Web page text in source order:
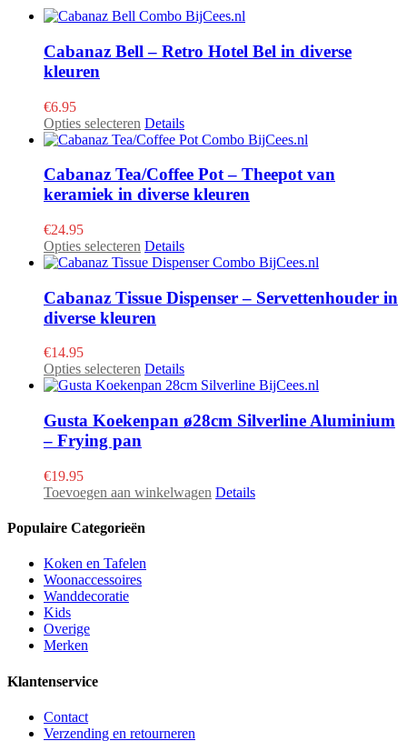
Cabanaz Bell – Retro Hotel Bel in diverse
kleuren
€6.95
Opties selecteren Dit
product
meerdere
variaties.
Deze
gekozen
worden
de
productpagina
Details
Cabanaz Tea/Coffee Pot – Theepot van
keramiek in diverse kleuren
€24.95
Opties selecteren Dit
product
meerdere
variaties.
Deze
gekozen
worden
de
Details
Cabanaz Tissue Dispenser – Servettenhouder in
diverse kleuren
€14.95
Opties selecteren Dit
product
meerdere
variaties.
gekozen
op
productpagina
Details
Gusta Koekenpan ø28cm Silverline Aluminium
– Frying pan
€19.95
Toevoegen aan winkelwagen Details
Populaire Categorieën
Koken en Tafelen
Woonaccessoires
Wanddecoratie
Kids
Overige
Merken
Klantenservice
Contact
Verzending en retourneren